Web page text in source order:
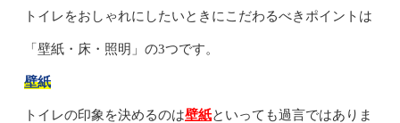
トイレをおしゃれにしたいときにこだわるべきポイントは
「壁紙・床・照明」の3つです。
壁紙
トイレの印象を決めるのは壁紙といっても過言ではありま